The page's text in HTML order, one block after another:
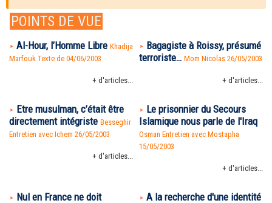
POINTS DE VUE
Al-Hour, l’Homme Libre Khadija
Marfouk Texte de 04/06/2003
+ d'articles...
Bagagiste à Roissy, présumé
terroriste… Mom Nicolas 26/05/2003
+ d'articles...
Etre musulman, c’était être
directement intégriste Besseghir
Entretien avec Ichem 26/05/2003
+ d'articles...
Le prisonnier du Secours
Islamique nous parle de l'Iraq
Osman Entretien avec Mostapha
15/05/2003
+ d'articles...
Nul en France ne doit
A la recherche d'une identité